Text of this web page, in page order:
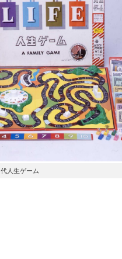
人生ゲーム